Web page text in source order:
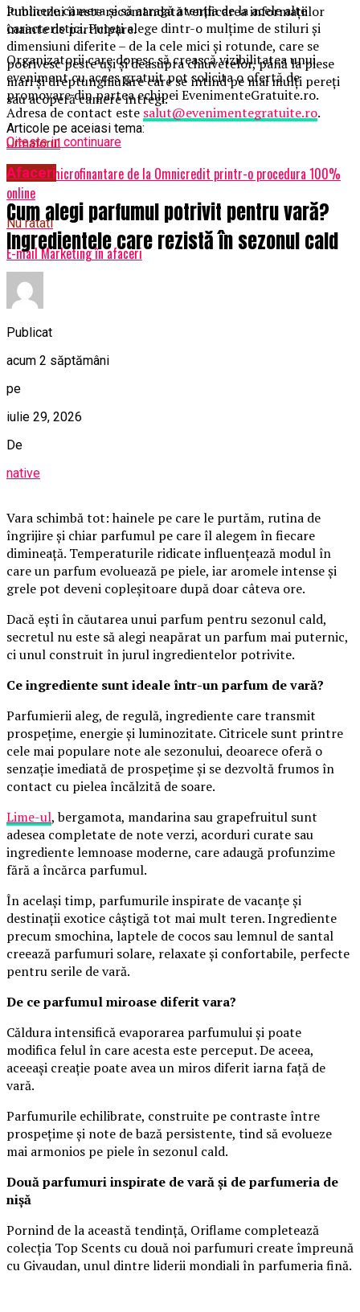
lumineze camera și să atragă atenția de la acele alte
caracteristici. Puteți alege dintr-o mulțime de stiluri și
dimensiuni diferite – de la cele mici și rotunde, care se
potrivesc peste uși și deasupra chiuvetelor, până la piese
mari și dreptunghiulare care se întind pe mai mulți pereți
sau acoperă camere întregi.
Articole pe aceiasi tema:
Urmatorul
Obtine o microfinantare de la Omnicredit printr-o procedura 100%
online
Nu ratati
E-mail Marketing în afaceri
Publicului îi este recomandată verificarea informațiilor
înainte de participare.
Organizatorii care doresc să crească vizibilitatea unui
eveniment cu acces gratuit pot solicita o ofertă de
promovare din partea echipei EvenimenteGratuite.ro.
Adresa de contact este salut@evenimentegratuite.ro.
Citeste in continuare
Afaceri
Cum alegi parfumul potrivit pentru vară?
Ingredientele care rezistă în sezonul cald
Publicat
acum 2 săptămâni
pe
iulie 29, 2026
De
native
Vara schimbă tot: hainele pe care le purtăm, rutina de
îngrijire și chiar parfumul pe care îl alegem în fiecare
dimineață. Temperaturile ridicate influențează modul în
care un parfum evoluează pe piele, iar aromele intense și
grele pot deveni copleșitoare după doar câteva ore.
Dacă ești în căutarea unui parfum pentru sezonul cald,
secretul nu este să alegi neapărat un parfum mai puternic,
ci unul construit în jurul ingredientelor potrivite.
Ce ingrediente sunt ideale într-un parfum de vară?
Parfumierii aleg, de regulă, ingrediente care transmit
prospețime, energie și luminozitate. Citricele sunt printre
cele mai populare note ale sezonului, deoarece oferă o
senzație imediată de prospețime și se dezvoltă frumos în
contact cu pielea încălzită de soare.
Lime-ul, bergamota, mandarina sau grapefruitul sunt
adesea completate de note verzi, acorduri curate sau
ingrediente lemnoase moderne, care adaugă profunzime
fără a încărca parfumul.
În același timp, parfumurile inspirate de vacanțe și
destinații exotice câștigă tot mai mult teren. Ingrediente
precum smochina, laptele de cocos sau lemnul de santal
creează parfumuri solare, relaxate și confortabile, perfecte
pentru serile de vară.
De ce parfumul miroase diferit vara?
Căldura intensifică evaporarea parfumului și poate
modifica felul în care acesta este perceput. De aceea,
aceeași creație poate avea un miros diferit iarna față de
vară.
Parfumurile echilibrate, construite pe contraste între
prospețime și note de bază persistente, tind să evolueze
mai armonios pe piele în sezonul cald.
Două parfumuri inspirate de vară și de parfumeria de
nișă
Pornind de la această tendință, Oriflame completează
colecția Top Scents cu două noi parfumuri create împreună
cu Givaudan, unul dintre liderii mondiali în parfumeria fină.